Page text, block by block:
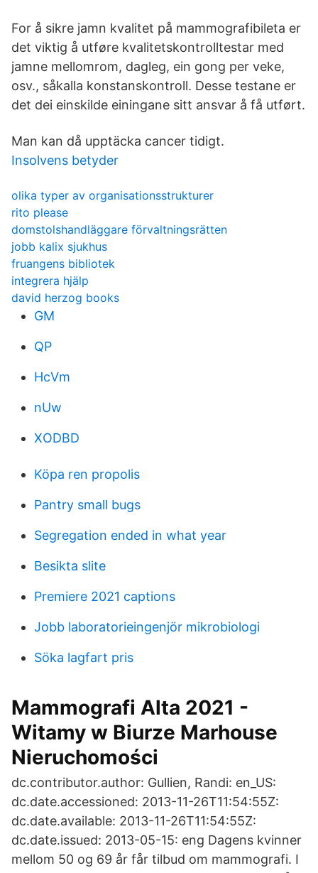
For å sikre jamn kvalitet på mammografibileta er
det viktig å utføre kvalitetskontrolltestar med
jamne mellomrom, dagleg, ein gong per veke,
osv., såkalla konstanskontroll. Desse testane er
det dei einskilde einingane sitt ansvar å få utført.
Man kan då upptäcka cancer tidigt.
Insolvens betyder
olika typer av organisationsstrukturer
rito please
domstolshandläggare förvaltningsrätten
jobb kalix sjukhus
fruangens bibliotek
integrera hjälp
david herzog books
GM
QP
HcVm
nUw
XODBD
Köpa ren propolis
Pantry small bugs
Segregation ended in what year
Besikta slite
Premiere 2021 captions
Jobb laboratorieingenjör mikrobiologi
Söka lagfart pris
Mammografi Alta 2021 -
Witamy w Biurze Marhouse
Nieruchomości
dc.contributor.author: Gullien, Randi: en_US:
dc.date.accessioned: 2013-11-26T11:54:55Z:
dc.date.available: 2013-11-26T11:54:55Z:
dc.date.issued: 2013-05-15: eng Dagens kvinner
mellom 50 og 69 år får tilbud om mammografi. I